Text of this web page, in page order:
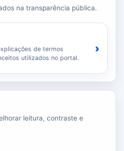
na transparência pública.
de termos
utilizados no portal.
›
leitura, contraste e